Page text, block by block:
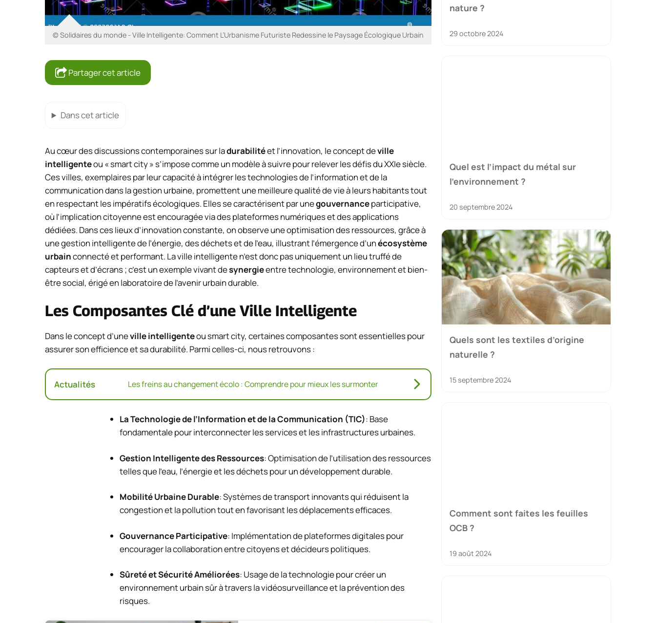
© Solidaires du monde - Ville Intelligente: Comment L’Urbanisme Futuriste Redessine le Paysage Écologique Urbain
Partager cet article
Dans cet article
Au cœur des discussions contemporaines sur ladurabilitéet l’innovation, le concept deville
intelligenteou « smart city » s’impose comme un modèle à suivre pour relever les défis du XXIe siècle.
Ces villes, exemplaires par leur capacité à intégrer les technologies de l’information et de la
communication dans la gestion urbaine, promettent une meilleure qualité de vie à leurs habitants tout
en respectant les impératifs écologiques. Elles se caractérisent par unegouvernanceparticipative,
où l’implication citoyenne est encouragée via des plateformes numériques et des applications
dédiées. Dans ces lieux d’innovation constante, on observe une optimisation des ressources, grâce à
une gestion intelligente de l’énergie, des déchets et de l’eau, illustrant l’émergence d’unécosystème
urbainconnecté et performant. La ville intelligente n’est donc pas uniquement un lieu truffé de
capteurs et d’écrans ; c’est un exemple vivant desynergieentre technologie, environnement et bien-
être social, érigé en laboratoire de l’avenir urbain durable.
Les Composantes Clé d’une Ville Intelligente
Dans le concept d’uneville intelligenteou smart city, certaines composantes sont essentielles pour
assurer son efficience et sa durabilité. Parmi celles-ci, nous retrouvons :
Actualités Les freins au changement écolo : Comprendre pour mieux les surmonter
La Technologie de l’Information et de la Communication (TIC): Base
fondamentale pour interconnecter les services et les infrastructures urbaines.
Gestion Intelligente des Ressources: Optimisation de l’utilisation des ressources
telles que l’eau, l’énergie et les déchets pour un développement durable.
Mobilité Urbaine Durable: Systèmes de transport innovants qui réduisent la
congestion et la pollution tout en favorisant les déplacements efficaces.
Gouvernance Participative: Implémentation de plateformes digitales pour
encourager la collaboration entre citoyens et décideurs politiques.
Sûreté et Sécurité Améliorées: Usage de la technologie pour créer un
environnement urbain sûr à travers la vidéosurveillance et la prévention des
risques.
nature ?
29 octobre 2024
Quel est l’impact du métal sur
l’environnement ?
20 septembre 2024
Quels sont les textiles d’origine
naturelle ?
15 septembre 2024
Comment sont faites les feuilles
OCB ?
19 août 2024